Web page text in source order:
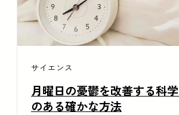
サイエンス
月曜日の憂鬱を改善する科
のある確かな方法